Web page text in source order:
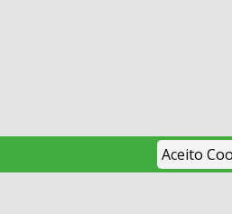
Aceito